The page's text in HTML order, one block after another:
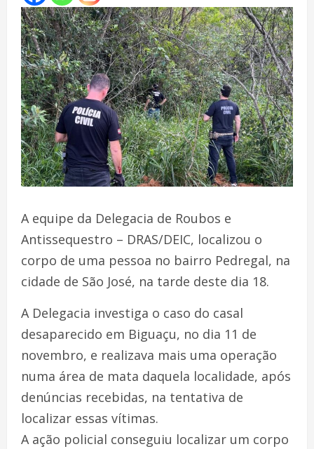
A equipe da Delegacia de Roubos e
Antissequestro – DRAS/DEIC, localizou o
corpo de uma pessoa no bairro Pedregal, na
cidade de São José, na tarde deste dia 18.
A Delegacia investiga o caso do casal
desaparecido em Biguaçu, no dia 11 de
novembro, e realizava mais uma operação
numa área de mata daquela localidade, após
denúncias recebidas, na tentativa de
localizar essas vítimas.
A ação policial conseguiu localizar um corpo